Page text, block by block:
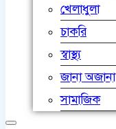
খেলাধুলা
চাকরি
স্বাস্থ্য
জানা অজানা
সামাজিক